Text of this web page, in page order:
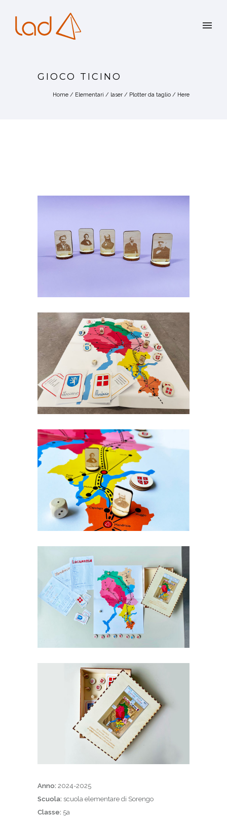
GIOCO TICINO
Home / Elementari / laser / Plotter da taglio / Here
Anno: 2024-2025
Scuola: scuola elementare di Sorengo
Classe: 5a